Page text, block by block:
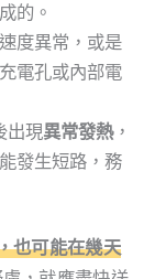
的。
度異常，或是
電孔或內部電
出現異常發熱，
發生短路，務
也可能在幾天